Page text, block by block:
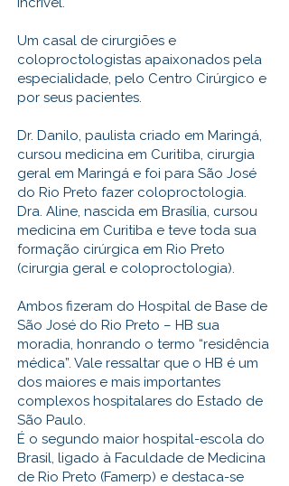
Um casal de cirurgiões e
coloproctologistas apaixonados pela
especialidade, pelo Centro Cirúrgico e
por seus pacientes.
Dr. Danilo, paulista criado em Maringá,
cursou medicina em Curitiba, cirurgia
geral em Maringá e foi para São José
do Rio Preto fazer coloproctologia.
Dra. Aline, nascida em Brasília, cursou
medicina em Curitiba e teve toda sua
formação cirúrgica em Rio Preto
(cirurgia geral e coloproctologia).
Ambos fizeram do Hospital de Base de
São José do Rio Preto – HB sua
moradia, honrando o termo “residência
médica”. Vale ressaltar que o HB é um
dos maiores e mais importantes
complexos hospitalares do Estado de
São Paulo.
É o segundo maior hospital-escola do
Brasil, ligado à Faculdade de Medicina
de Rio Preto (Famerp) e destaca-se